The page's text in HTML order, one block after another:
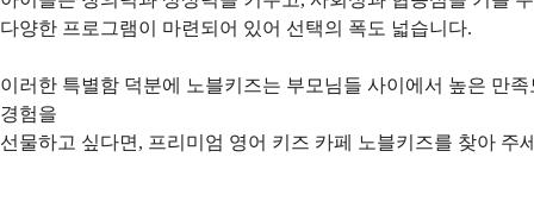
다양한 프로그램이 마련되어 있어 선택의 폭도 넓습니다.
이러한 특별함 덕분에 노블키즈는 부모님들 사이에서 높은 만
경험을
선물하고 싶다면, 프리미엄 영어 키즈 카페 노블키즈를 찾아 주